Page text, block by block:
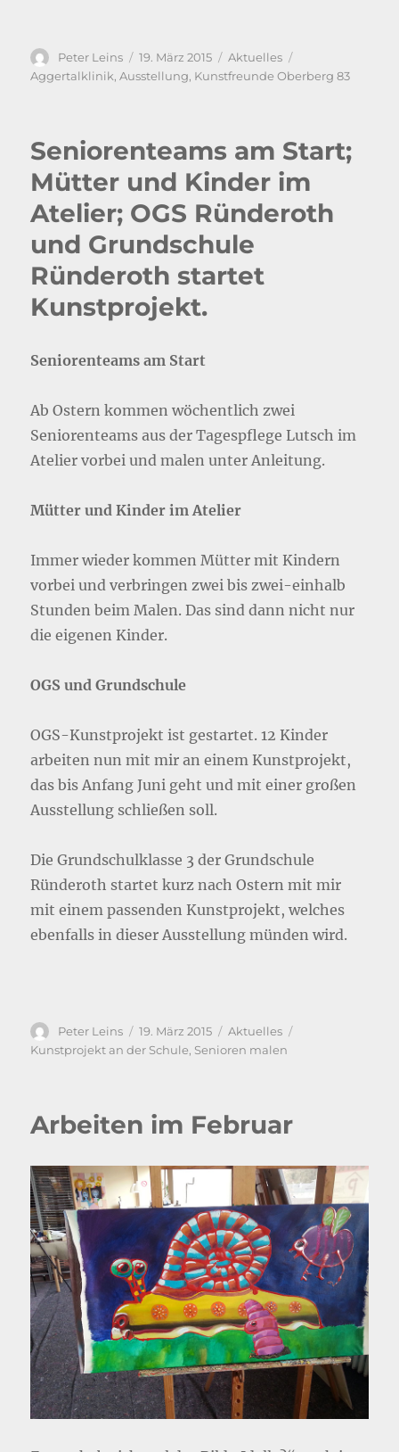
Autor
Peter Leins
Veröffentlicht
am
19. März 2015 Kategorien
Aktuelles
Aggertalklinik,Ausstellung, Kunstfreunde Oberberg 83
Seniorenteams am Start;
Mütter und Kinder im
Atelier; OGS Ründeroth
und Grundschule
Ründeroth startet
Kunstprojekt.
Seniorenteams am Start
Ab Ostern kommen wöchentlich zwei
Seniorenteams aus der Tagespflege Lutsch im
Atelier vorbei und malen unter Anleitung.
Mütter und Kinder im Atelier
Immer wieder kommen Mütter mit Kindern
vorbei und verbringen zwei bis zwei-einhalb
Stunden beim Malen. Das sind dann nicht nur
die eigenen Kinder.
OGS und Grundschule
OGS-Kunstprojekt ist gestartet. 12 Kinder
arbeiten nun mit mir an einem Kunstprojekt,
das bis Anfang Juni geht und mit einer großen
Ausstellung schließen soll.
Die Grundschulklasse 3 der Grundschule
Ründeroth startet kurz nach Ostern mit mir
mit einem passenden Kunstprojekt, welches
ebenfalls in dieser Ausstellung münden wird.
Autor
Peter Leins
Veröffentlicht
am
19. März 2015 Kategorien
Aktuelles
Kunstprojekt an der Schule, Senioren malen
Arbeiten im Februar